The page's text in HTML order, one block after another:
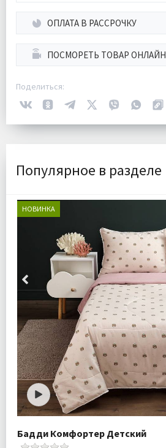
ОПЛАТА В РАССРОЧКУ
ПОСМОРЕТЬ ТОВАР ОНЛАЙН
Поделиться:
Популярное в разделе
НОВИНКА
Бадди Комфортер Детский